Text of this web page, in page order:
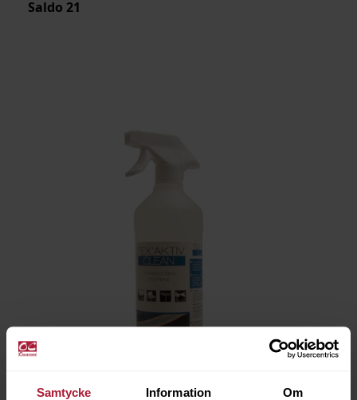
Samtycke Information Om
Saldo 21